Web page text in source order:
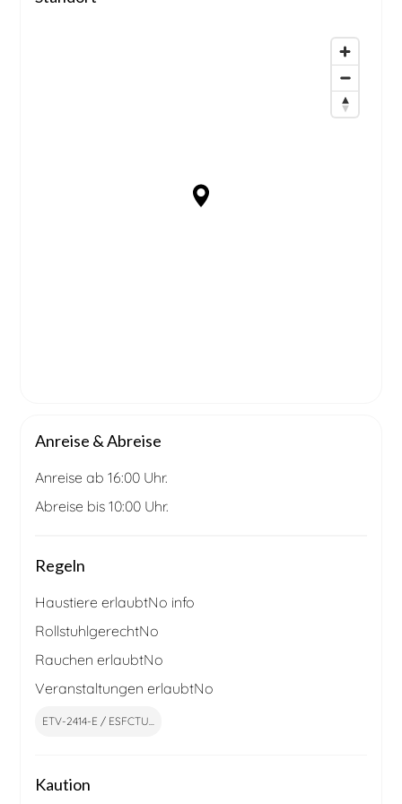
Anreise & Abreise
Anreise ab 16:00 Uhr.
Abreise bis 10:00 Uhr.
Regeln
Haustiere erlaubtNo info
RollstuhlgerechtNo
Rauchen erlaubtNo
Veranstaltungen erlaubtNo
ETV-2414-E / ESFCTU...
Kaution